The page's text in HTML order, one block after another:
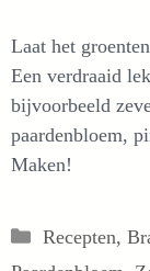
Laat het
Een verdraaid
bijvoorbeeld
paardenbloem,
Maken!
Categorieën
Recepten,